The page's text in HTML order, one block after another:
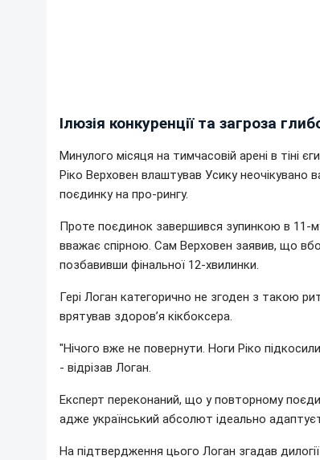
Ілюзія конкуренції та загроза
Минулого місяця на тимчасовій арені в тіні
Ріко Верховен влаштував Усику неочікувано
поєдинку на про-рингу.
Проте поєдинок завершився зупинкою в 11-
вважає спірною. Сам Верховен заявив, що
позбавивши фінальної 12-хвилинки.
Гері Логан категорично не згоден з такою
врятував здоров’я кікбоксера.
"Нічого вже не повернути. Ноги Ріко
- відрізав Логан.
Експерт переконаний, що у повторному
адже український абсолют ідеально
На підтвердження цього Логан згадав